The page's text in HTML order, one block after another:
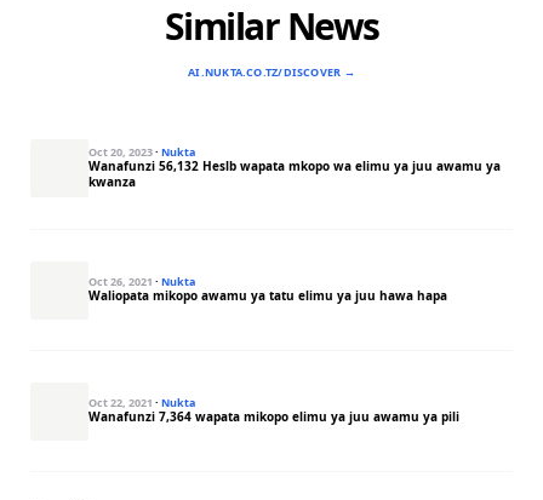
Similar News
AI.NUKTA.CO.TZ/DISCOVER →
Oct 20, 2023· Nukta
Wanafunzi 56,132 Heslb wapata mkopo wa elimu ya juu awamu ya
kwanza
Oct 26, 2021 · Nukta
Waliopata mikopo awamu ya tatu elimu ya juu hawa hapa
Oct 22, 2021 · Nukta
Wanafunzi 7,364 wapata mikopo elimu ya juu awamu ya pili